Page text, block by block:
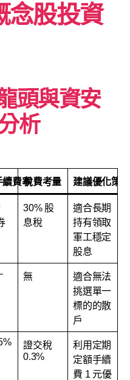
念股投資
頭與資安
析
續費率稅費考量 建議優化策略
30% 股
息稅
適合長期
持有領取
軍工穩定
股息
無
適合無法
挑選單一
標的的散
戶
證交稅
0.3%
利用定期
定額手續
費 1 元優